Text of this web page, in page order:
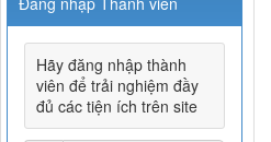
Hãy đăng nhập thành
viên để trải nghiệm đầy
đủ các tiện ích trên site